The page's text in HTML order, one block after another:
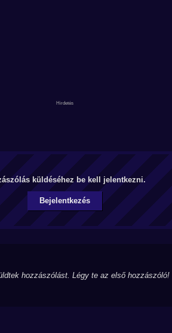
küldéséhez be kell jelentkezni.
Bejelentkezés
hozzászólást. Légy te az első hozzászóló!